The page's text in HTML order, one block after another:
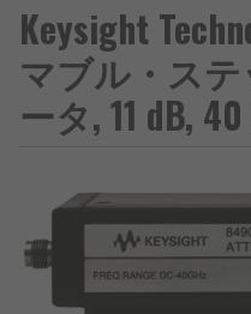
Keysight
マブル・ス
ータ, 11 dB, 40